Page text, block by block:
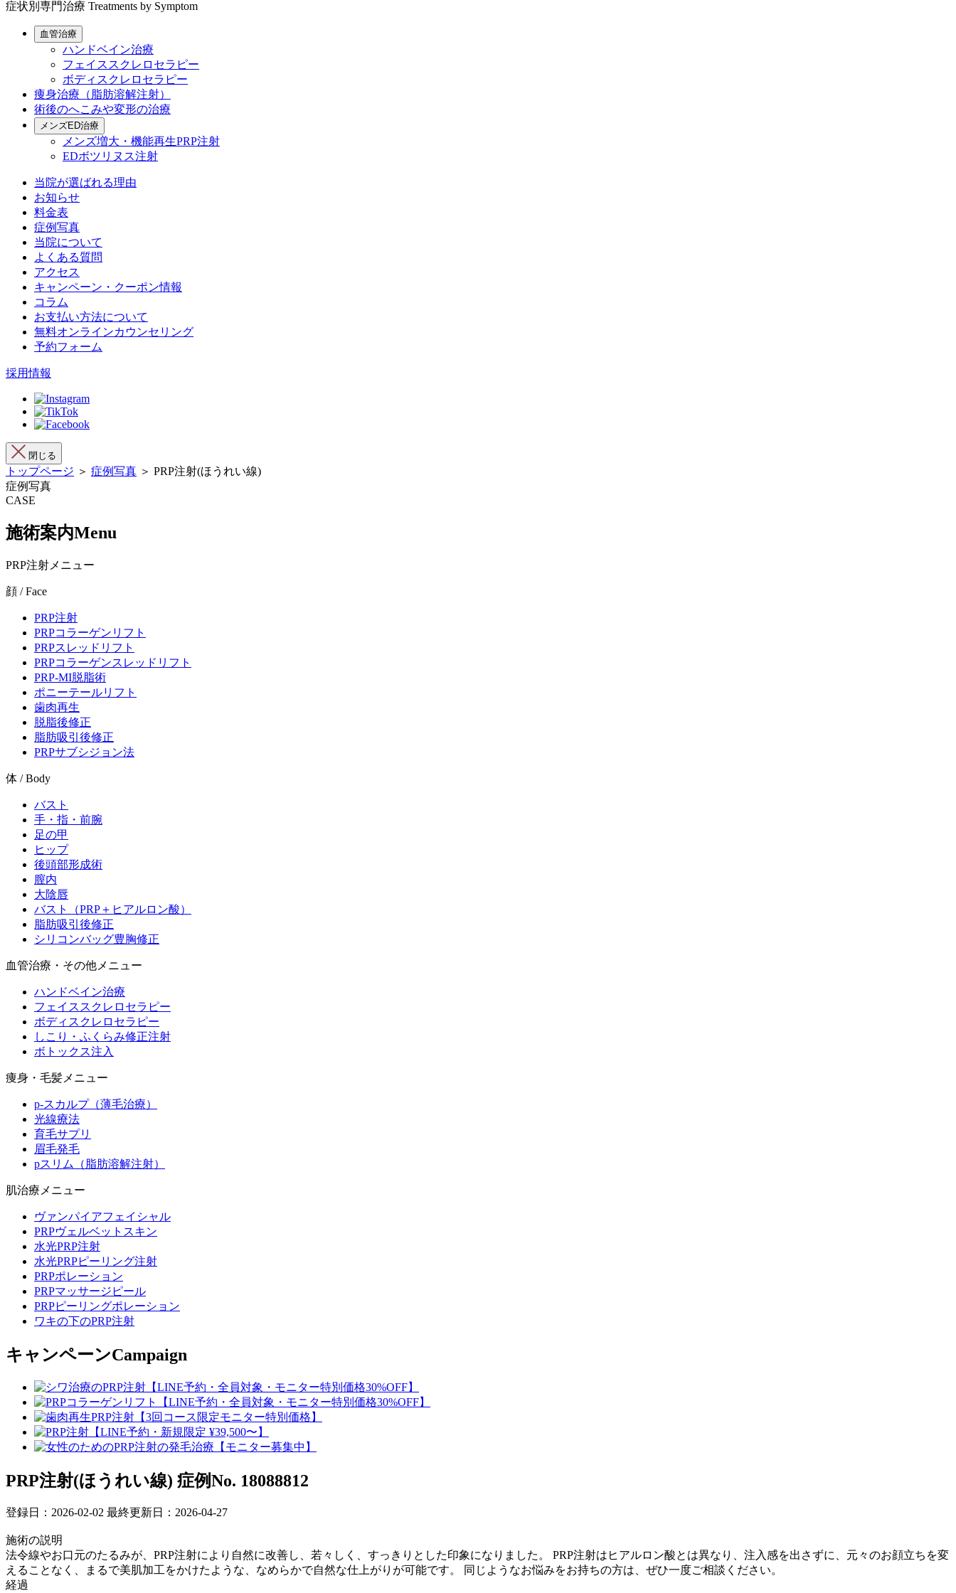
症状別専門治療 Treatments by Symptom
血管治療
ハンドベイン治療
フェイススクレロセラピー
ボディスクレロセラピー
痩身治療（脂肪溶解注射）
術後のへこみや変形の治療
メンズED治療
メンズ増大・機能再生PRP注射
EDボツリヌス注射
当院が選ばれる理由
お知らせ
料金表
症例写真
当院について
よくある質問
アクセス
キャンペーン・クーポン情報
コラム
お支払い方法について
無料オンラインカウンセリング
予約フォーム
採用情報
閉じる
トップページ ＞ 症例写真 ＞ PRP注射(ほうれい線)
症例写真
CASE
施術案内Menu
PRP注射メニュー
顔 / Face
PRP注射
PRPコラーゲンリフト
PRPスレッドリフト
PRPコラーゲンスレッドリフト
PRP-MI脱脂術
ポニーテールリフト
歯肉再生
脱脂後修正
脂肪吸引後修正
PRPサブシジョン法
体 / Body
バスト
手・指・前腕
足の甲
ヒップ
後頭部形成術
膣内
大陰唇
バスト（PRP＋ヒアルロン酸）
脂肪吸引後修正
シリコンバッグ豊胸修正
血管治療・その他メニュー
ハンドベイン治療
フェイススクレロセラピー
ボディスクレロセラピー
しこり・ふくらみ修正注射
ボトックス注入
痩身・毛髪メニュー
p-スカルプ（薄毛治療）
光線療法
育毛サプリ
眉毛発毛
pスリム（脂肪溶解注射）
肌治療メニュー
ヴァンパイアフェイシャル
PRPヴェルベットスキン
水光PRP注射
水光PRPピーリング注射
PRPポレーション
PRPマッサージピール
PRPピーリングポレーション
ワキの下のPRP注射
キャンペーンCampaign
PRP注射(ほうれい線) 症例No. 18088812
登録日：2026-02-02 最終更新日：2026-04-27
施術の説明
法令線やお口元のたるみが、PRP注射により自然に改善し、若々しく、すっきりとした印象になりました。 PRP注射はヒアルロン酸とは異なり、注入感を出さずに、元々のお顔立ちを変
えることなく、まるで美肌加工をかけたような、なめらかで自然な仕上がりが可能です。 同じようなお悩みをお持ちの方は、ぜひ一度ご相談ください。
経過